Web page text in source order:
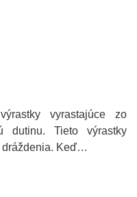
vyrastajúce zo
dutinu. Tieto výrastky
dráždenia. Keď…